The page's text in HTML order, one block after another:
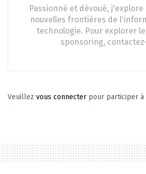
Passionné et dévoué, j'explore
nouvelles frontières de
technologie. Pour explorer
sponsoring,
Veuillez vous connecter pour participer à